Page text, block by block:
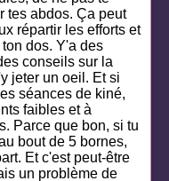
tes abdos. Ça peut
répartir les efforts et
dos. Y'a des
conseils sur la
jeter un oeil. Et si
séances de kiné,
faibles et à
Parce que bon, si tu
bout de 5 bornes,
Et c'est peut-être
un problème de